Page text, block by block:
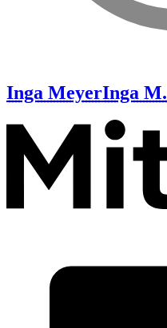
Inga MeyerInga M.